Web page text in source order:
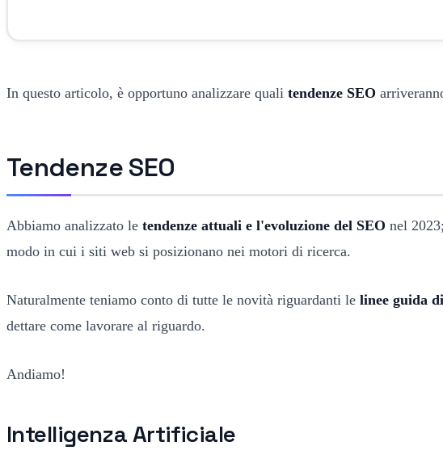
In questo articolo, è opportuno analizzare quali tendenze SEO
Tendenze SEO
Abbiamo analizzato le tendenze attuali e l'evoluzione del SEO nel
modo in cui i siti web si posizionano nei motori di ricerca.
Naturalmente teniamo conto di tutte le novità riguardanti le linee guida
dettare come lavorare al riguardo.
Andiamo!
Intelligenza Artificiale